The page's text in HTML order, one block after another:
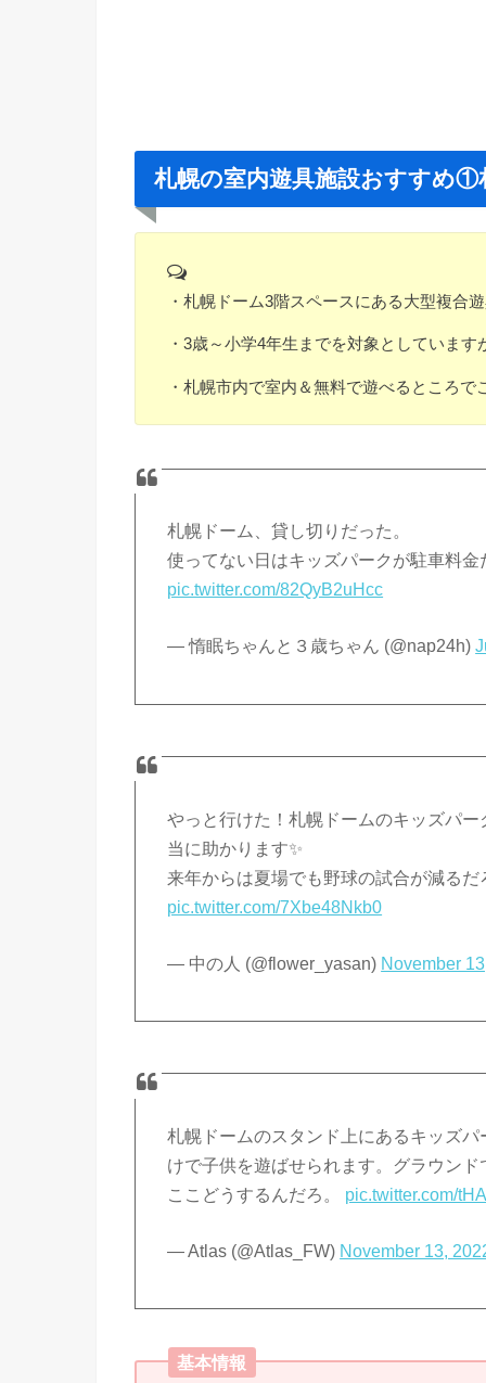
札幌の室内遊具施設おすすめ①
・札幌ドーム3階スペースにある大型複合
・3歳～小学4年生までを対象としていま
・札幌市内で室内＆無料で遊べるところ
札幌ドーム、貸し切りだった。
使ってない日はキッズパークが駐車料
pic.twitter.com/82QyB2uHcc
— 惰眠ちゃんと３歳ちゃん (@nap24h)
やっと行けた！札幌ドームのキッズパ
当に助かります✨
来年からは夏場でも野球の試合が減る
pic.twitter.com/7Xbe48Nkb0
— 中の人 (@flower_yasan) November
札幌ドームのスタンド上にあるキッズ
けで子供を遊ばせられます。グラウン
ここどうするんだろ。 pic.twitter.com/
— Atlas (@Atlas_FW) November 13,
基本情報